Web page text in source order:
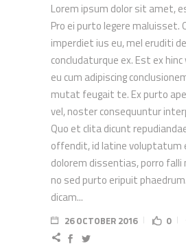
Lorem ipsum dolor sit amet,
Pro ei purto legere maluisset.
imperdiet ius eu, mel eruditi
concludaturque ex. Est ex
eu cum adipiscing
mutat feugait te. Ex purto
vel, noster consequuntur
Quo et clita dicunt
offendit, id latine voluptatum
dolorem dissentias, porro falli
no sed purto eripuit
dicam...
26 OCTOBER 2016 0